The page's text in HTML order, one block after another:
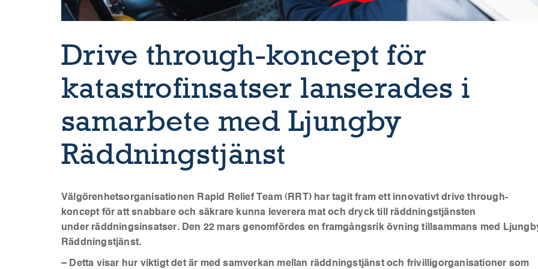
Drive through-koncept för
katastrofinsatser lanserades i
samarbete med Ljungby
Räddningstjänst
Välgörenhetsorganisationen Rapid Relief Team (RRT) har tagit fram ett innovativt drive through-
koncept för att snabbare och säkrare kunna leverera mat och dryck till räddningstjänsten
under räddningsinsatser. Den 22 mars genomfördes en framgångsrik övning tillsammans med
Räddningstjänst.
– Detta visar hur viktigt det är med samverkan mellan räddningstjänst och frivilligorganisationer som